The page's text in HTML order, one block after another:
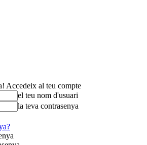
Accedeix al teu compte
el teu nom d'usuari
la teva contrasenya